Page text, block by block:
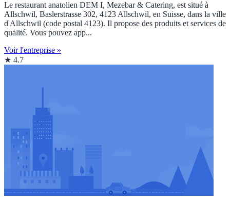
Le restaurant anatolien DEM I, Mezebar & Catering, est situé à
Allschwil, Baslerstrasse 302, 4123 Allschwil, en Suisse, dans la ville
d'Allschwil (code postal 4123). Il propose des produits et services de
qualité. Vous pouvez app...
Voir l'entreprise »
★ 4.7